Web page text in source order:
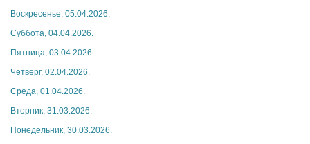
Воскресенье, 05.04.2026.
Суббота, 04.04.2026.
Пятница, 03.04.2026.
Четверг, 02.04.2026.
Среда, 01.04.2026.
Вторник, 31.03.2026.
Понедельник, 30.03.2026.